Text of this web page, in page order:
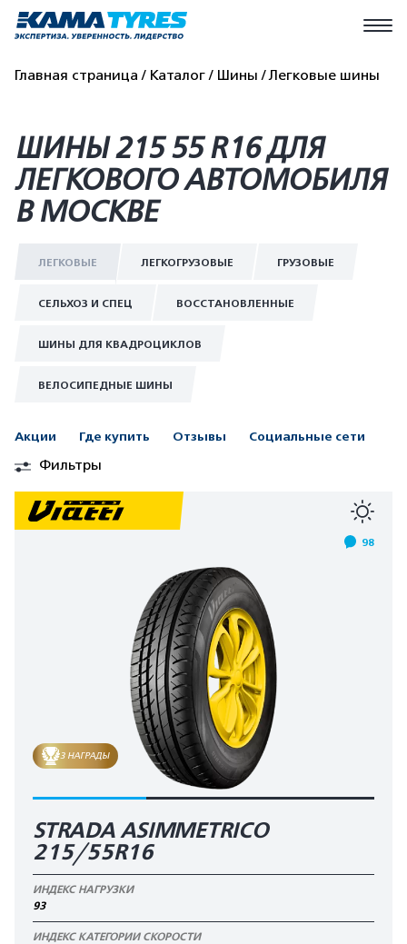
Главная страница Каталог Шины Легковые шины
ШИНЫ 215 55 R16 ДЛЯ
ЛЕГКОВОГО АВТОМОБИЛЯ
В МОСКВЕ
ЛЕГКОВЫЕ ЛЕГКОГРУЗОВЫЕ ГРУЗОВЫЕ
СЕЛЬХОЗ И СПЕЦ ВОССТАНОВЛЕННЫЕ
ШИНЫ ДЛЯ КВАДРОЦИКЛОВ
ВЕЛОСИПЕДНЫЕ ШИНЫ
Акции Где купить Отзывы Социальные сети
Фильтры
98
3 НАГРАДЫ
STRADA ASIMMETRICO
215/55R16
ИНДЕКС НАГРУЗКИ
93
ИНДЕКС КАТЕГОРИИ СКОРОСТИ